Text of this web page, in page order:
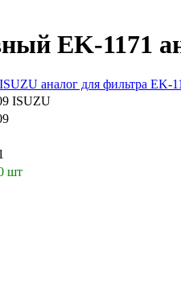
EK-1171
ISUZU
шт